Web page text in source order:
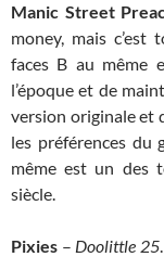
Manic Street
money, mais
faces B au même
l’époque et de
version originale et
les préférences du
même est un des
siècle.
Pixies – Doolittle 25